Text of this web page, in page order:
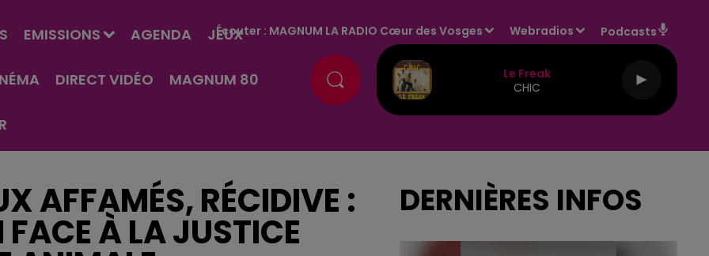
EMISSIONS AGENDA JEUX
DIRECT VIDÉO MAGNUM 80
Écouter : MAGNUM LA RADIO Cœur des Vosges Webradios Podcasts
Le Freak
CHIC
AFFAMÉS, RÉCIDIVE :
FACE À LA JUSTICE
DERNIÈRES INFOS